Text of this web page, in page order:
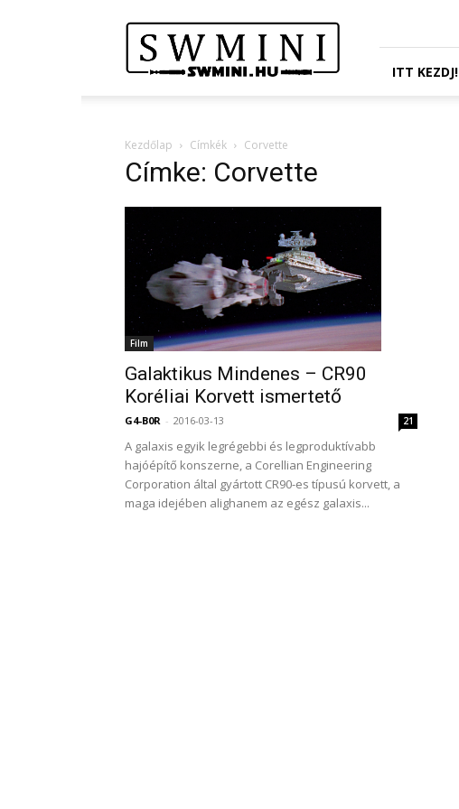
Wars
Miniatures
Portál
ITT KEZDJ!
Kezdőlap Címkék Corvette
Címke: Corvette
Film
Galaktikus Mindenes – CR90
Koréliai Korvett ismertető
G4-B0R - 2016-03-13 21
A galaxis egyik legrégebbi és legproduktívabb
hajóépítő konszerne, a Corellian Engineering
Corporation által gyártott CR90-es típusú korvett, a
maga idejében alighanem az egész galaxis...